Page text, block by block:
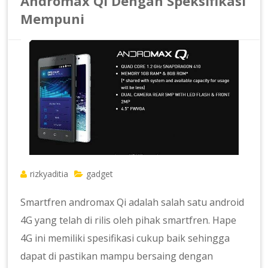
Mempuni
rizkyaditia gadget
Smartfren andromax Qi adalah salah satu android
4G yang telah di rilis oleh pihak smartfren. Hape
4G ini memiliki spesifikasi cukup baik sehingga
dapat di pastikan mampu bersaing dengan